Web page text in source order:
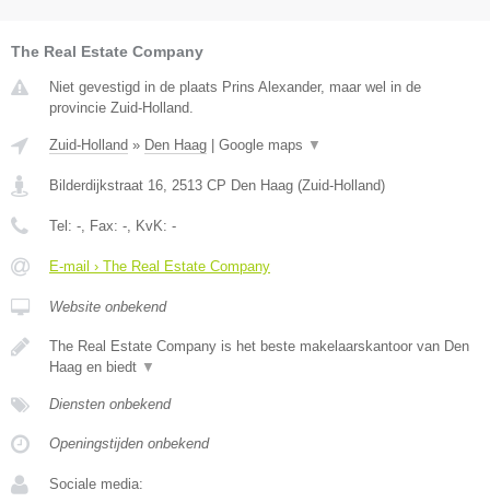
The Real Estate Company
Niet gevestigd in de plaats Prins Alexander, maar wel in de
provincie Zuid-Holland.
Zuid-Holland » Den Haag | Google maps ▼
Bilderdijkstraat 16 2513 CP Den Haag (Zuid-Holland)
Tel: - , Fax: - , KvK: -
E-mail › The Real Estate Company
Website onbekend
The Real Estate Company is het beste makelaarskantoor van Den
Haag en biedt ▼
Diensten onbekend
Openingstijden onbekend
Sociale media: